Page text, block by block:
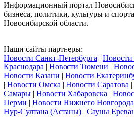
Информационный портал
бизнеса, политики, культуры и
Новосибирской области.
Наши сайты партнеры:
Новости Санкт-Петербурга | Новости
Краснодара | Новости Тюмени |
Новости Казани | Новости
| Новости Омска | Новости Саратова |
Самары | Новости Хабаровска |
Перми | Новости Нижнего Новгорода
Нур-Султана (Астаны) | Сауны